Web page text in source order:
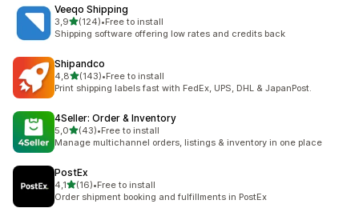
Veeqo Shipping
3,9av 5 stjerner
(124)
Totalt 124 omtaler
•Free to install
Shipping software offering low rates and credits back
Shipandco
4,8av 5 stjerner
(143)
Totalt 143 omtaler
•Free to install
Print shipping labels fast with FedEx, UPS, DHL & JapanPost.
4Seller: Order & Inventory
5,0av 5 stjerner
(43)
Totalt 43 omtaler
•Free to install
Manage multichannel orders, listings & inventory in one place
PostEx
4,1av 5 stjerner
(16)
Totalt 16 omtaler
•Free to install
Order shipment booking and fulfillments in PostEx